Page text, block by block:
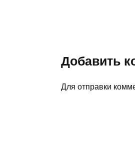
Добавить
Для отправки